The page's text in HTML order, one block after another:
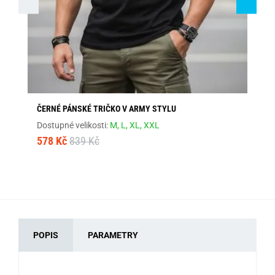
ČERNÉ PÁNSKÉ TRIČKO V ARMY STYLU
Dostupné velikosti: M, L,XL,XXL
578 Kč 839 Kč
POPIS PARAMETRY